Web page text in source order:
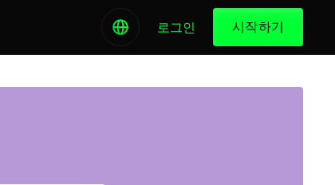
로그인 시작하기